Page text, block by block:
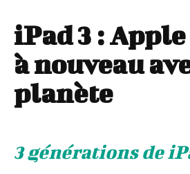
iPad 3 :
à nouveau
planète
3 générations de